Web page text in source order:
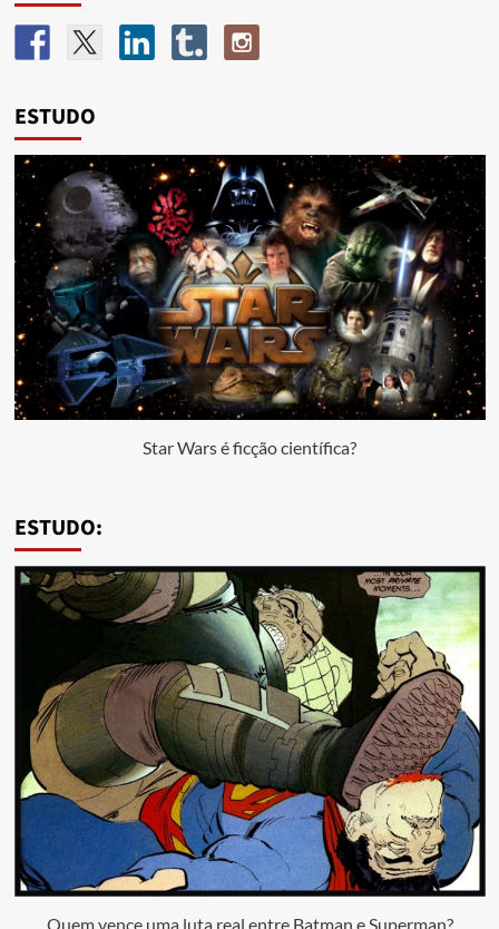
ESTUDO
Star Wars é ficção científica?
ESTUDO:
Quem vence uma luta real entre Batman e Superman?